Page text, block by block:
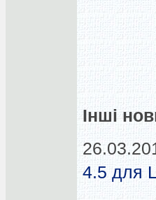
Інші
4.5 для